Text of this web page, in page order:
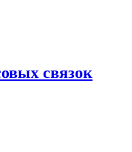
связок